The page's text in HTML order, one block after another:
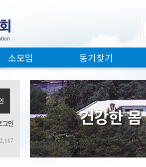
소모임 동기찾기
건강한몸
그인